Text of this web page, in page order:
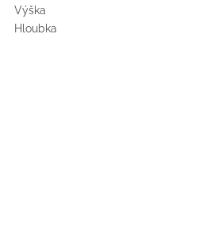
Výška
Hloubka